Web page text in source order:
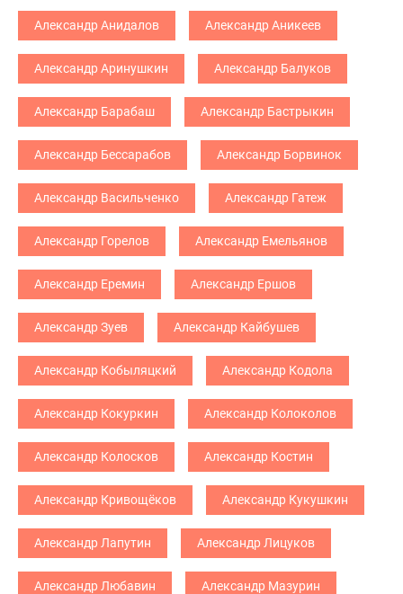
Александр Анидалов Александр Аникеев
Александр Аринушкин Александр Балуков
Александр Барабаш Александр Бастрыкин
Александр Бессарабов Александр Борвинок
Александр Васильченко Александр Гатеж
Александр Горелов Александр Емельянов
Александр Еремин Александр Ершов
Александр Зуев Александр Кайбушев
Александр Кобыляцкий Александр Кодола
Александр Кокуркин Александр Колоколов
Александр Колосков Александр Костин
Александр Кривощёков Александр Кукушкин
Александр Лапутин Александр Лицуков
Александр Любавин Александр Мазурин